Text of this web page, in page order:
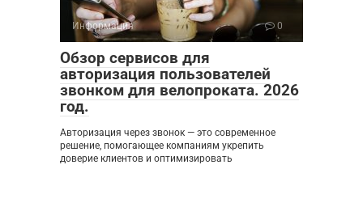
Информация 0
Обзор сервисов для
авторизация пользователей
звонком для велопроката. 2026
год.
Авторизация через звонок — это современное
решение, помогающее компаниям укрепить
доверие клиентов и оптимизировать